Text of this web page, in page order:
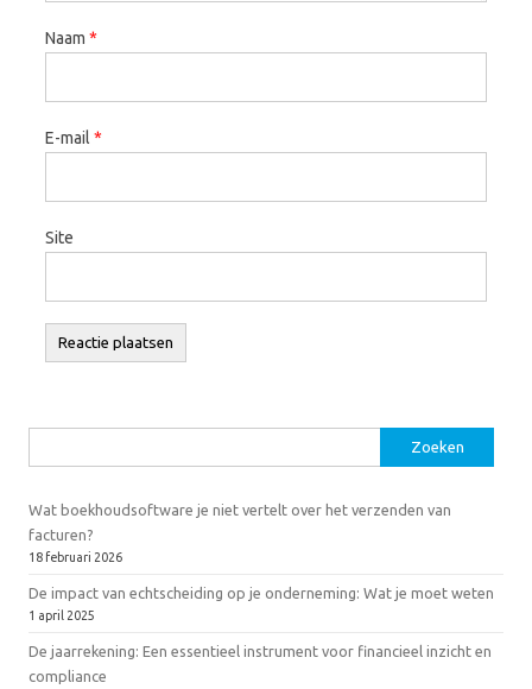
Naam *
E-mail *
Site
naar:
Wat boekhoudsoftware je niet vertelt over het verzenden van
facturen?
18 februari 2026
De impact van echtscheiding op je onderneming: Wat je moet weten
1 april 2025
De jaarrekening: Een essentieel instrument voor financieel inzicht en
compliance